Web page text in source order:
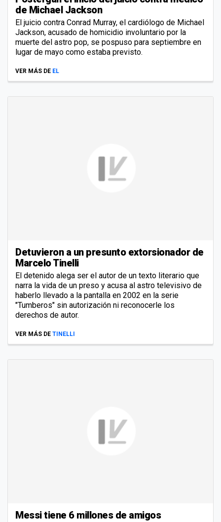
de Michael Jackson
El juicio contra Conrad Murray, el cardiólogo de Michael
Jackson, acusado de homicidio involuntario por la
muerte del astro pop, se pospuso para septiembre en
lugar de mayo como estaba previsto.
VER MÁS DE EL
Detuvieron a un presunto extorsionador de
Marcelo Tinelli
El detenido alega ser el autor de un texto literario que
narra la vida de un preso y acusa al astro televisivo de
haberlo llevado a la pantalla en 2002 en la serie
"Tumberos" sin autorización ni reconocerle los
derechos de autor.
VER MÁS DE TINELLI
Messi tiene 6 millones de amigos